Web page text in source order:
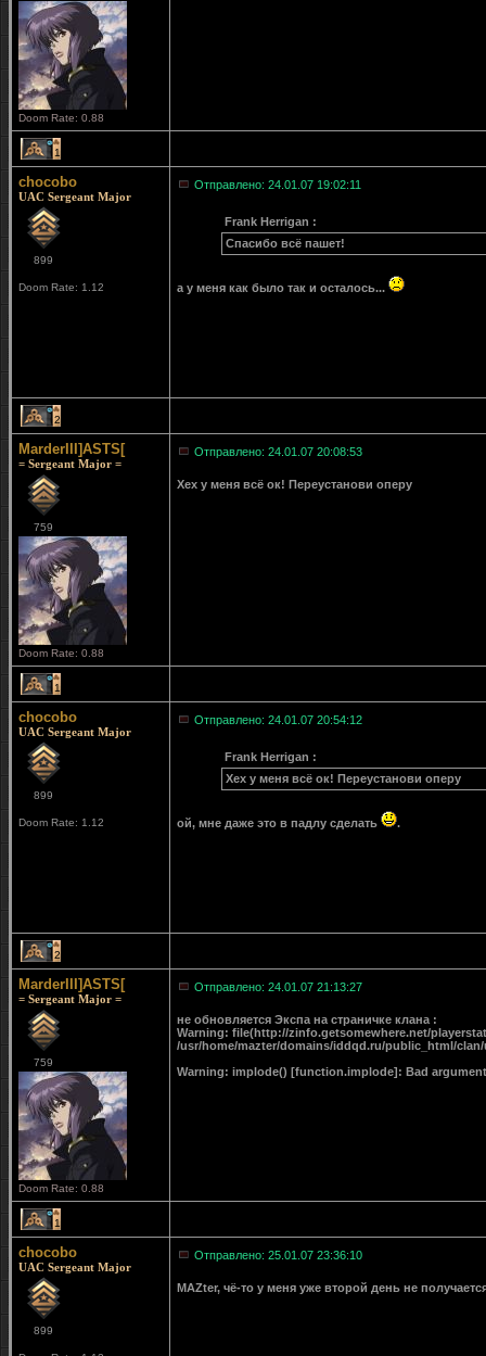
Doom Rate: 0.88
1
chocobo
UAC Sergeant Major
899
Doom Rate: 1.12
Отправлено: 24.01.07 19:02:11
Frank Herrigan :
Спасибо всё пашет!
а у меня как было так и осталось...
2
MarderIII]ASTS[
= Sergeant Major =
759
Doom Rate: 0.88
Отправлено: 24.01.07 20:08:53
Хех у меня всё ок! Переустанови оперу
1
chocobo
UAC Sergeant Major
899
Doom Rate: 1.12
Отправлено: 24.01.07 20:54:12
Frank Herrigan :
Хех у меня всё ок! Переустанови оперу
ой, мне даже это в падлу сделать .
2
MarderIII]ASTS[
= Sergeant Major =
759
Doom Rate: 0.88
Отправлено: 24.01.07 21:13:27
не обновляется Экспа на страничке клана :
Warning: file(http://zinfo.getsomewhere.net/
/usr/home/mazter/domains/iddqd.ru/public_html/
Warning: implode() [function.implode]: Bad
1
chocobo
UAC Sergeant Major
899
Отправлено: 25.01.07 23:36:10
MAZter, чё-то у меня уже второй день не